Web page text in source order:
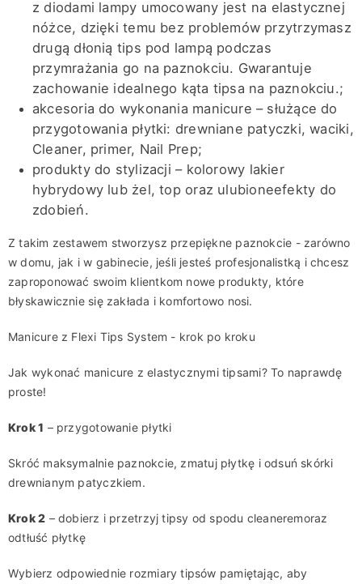
z diodami lampy umocowany jest na elastycznej
nóżce, dzięki temu bez problemów przytrzymasz
drugą dłonią tips pod lampą podczas
przymrażania go na paznokciu. Gwarantuje
zachowanie idealnego kąta tipsa na paznokciu.;
akcesoria do wykonania manicure – służące do
przygotowania płytki: drewniane patyczki, waciki,
Cleaner, primer, Nail Prep;
produkty do stylizacji – kolorowy lakier
hybrydowylubżel, toporaz ulubioneefekty do
zdobień.
Z takim zestawem stworzysz przepiękne paznokcie -zarówno
w domu, jak i w gabinecie, jeśli jesteś profesjonalistką i chcesz
zaproponować swoim klientkom nowe produkty, które
błyskawicznie się zakłada i komfortowo nosi.
Manicure z Flexi Tips System - krok po kroku
Jak wykonać manicure zelastycznymitipsami? To naprawdę
proste!
Krok 1 – przygotowanie płytki
Skróć maksymalnie paznokcie, zmatuj płytkę i odsuń skórki
drewnianym patyczkiem.
Krok 2 – dobierz i przetrzyj tipsy od spodu cleaneremoraz
odtłuść płytkę
Wybierz odpowiednie rozmiary tipsów pamiętając, aby